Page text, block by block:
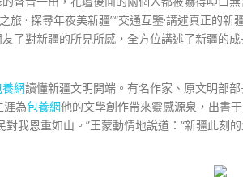
旅 · 探尋年夜美新疆”“交通互鑒·講述真正的新
了對新疆的所見所感，全方位講述了新疆的
網讀懂新疆文明開端。有名作家、原文明部
涯為包養網他的文學創作帶來靈感源泉，出書
對我恩重如山。”王蒙動情地說道：“新疆此